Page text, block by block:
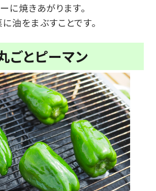
に焼きあがります。
油をまぶすことです。
ごとピーマン